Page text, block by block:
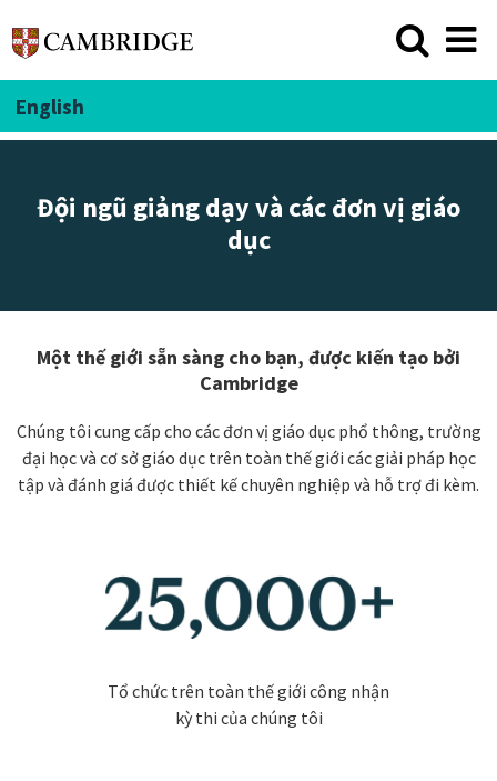
English
Đội ngũ giảng dạy và các đơn vị giáo
dục
Một thế giới sẵn sàng cho bạn, được kiến tạo bởi
Cambridge
Chúng tôi cung cấp cho các đơn vị giáo dục phổ thông, trường
đại học và cơ sở giáo dục trên toàn thế giới các giải pháp học
tập và đánh giá được thiết kế chuyên nghiệp và hỗ trợ đi kèm.
Tổ chức trên toàn thế giới công nhận
kỳ thi của chúng tôi